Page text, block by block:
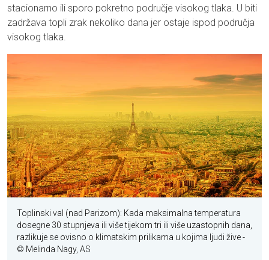
stacionarno ili sporo pokretno područje visokog tlaka. U biti
zadržava topli zrak nekoliko dana jer ostaje ispod područja
visokog tlaka.
Toplinski val (nad Parizom): Kada maksimalna temperatura
dosegne 30 stupnjeva ili više tijekom tri ili više uzastopnih dana,
razlikuje se ovisno o klimatskim prilikama u kojima ljudi žive-
© Melinda Nagy, AS